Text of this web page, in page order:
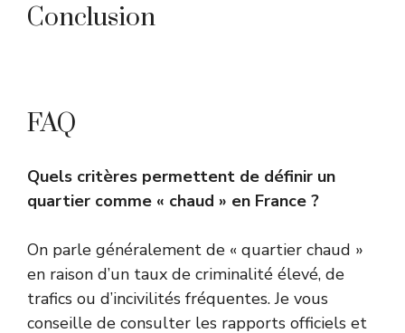
Conclusion
FAQ
Quels critères permettent de définir un
quartier comme « chaud » en France ?
On parle généralement de « quartier chaud »
en raison d’un taux de criminalité élevé, de
trafics ou d’incivilités fréquentes. Je vous
conseille de consulter les rapports officiels et